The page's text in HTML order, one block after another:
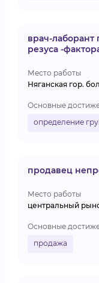
врач-
резуса -
Место работы
Няганская гор.
Основные
определение
продавец
Место работы
центральный
Основные
продажа